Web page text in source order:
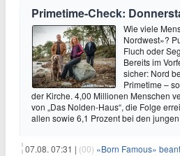
Primetime-Check:
Wie viele
Nordwest»?
Fluch oder
Bereits im
sicher: Nord
Primetime –
der Kirche. 4,00 Millionen Menschen
von „Das Nolden-Haus“, die Folge
allen sowie 6,1 Prozent bei den
07.08. 07:31 | (00) «Born Famous»